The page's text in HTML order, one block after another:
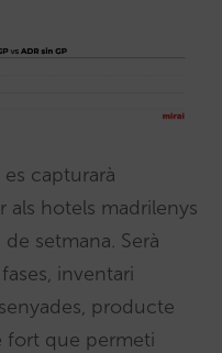
capturarà
als hotels madrilenys
setmana. Serà
inventari
producte
fort que permeti